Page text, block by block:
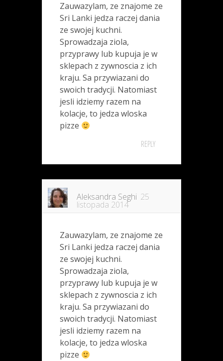
Zauwazylam, ze znajome ze
Sri Lanki jedza raczej dania
ze swojej kuchni.
Sprowadzaja ziola,
przyprawy lub kupuja je w
sklepach z zywnoscia z ich
kraju. Sa przywiazani do
swoich tradycji. Natomiast
jesli idziemy razem na
kolacje, to jedza wloska
pizze
REPLY
Aleksandra Seghi 25
listopada 2014
Zauwazylam, ze znajome ze
Sri Lanki jedza raczej dania
ze swojej kuchni.
Sprowadzaja ziola,
przyprawy lub kupuja je w
sklepach z zywnoscia z ich
kraju. Sa przywiazani do
swoich tradycji. Natomiast
jesli idziemy razem na
kolacje, to jedza wloska
pizze